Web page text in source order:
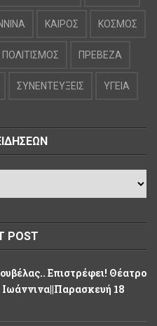
ΚΑΙΡΟΣ ΚΟΣΜΟΣ
ΠΟΛΙΤΙΣΜΟΣ ΠΡΕΒΕΖΑ
ΣΥΝΕΝΤΕΥΞΕΙΣ ΥΓΕΙΑ
POST
Επιστρέφει! Θέατρο
18